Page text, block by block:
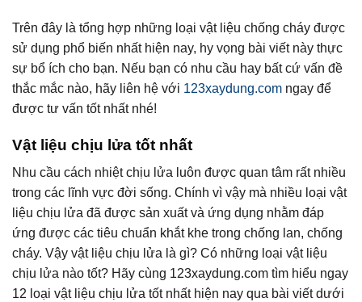
Trên đây là tổng hợp những loại vật liệu chống cháy được
sử dụng phổ biến nhất hiện nay, hy vọng bài viết này thực
sự bổ ích cho bạn. Nếu bạn có nhu cầu hay bất cứ vấn đề
thắc mắc nào, hãy liên hệ với 123xaydung.com ngay để
được tư vấn tốt nhất nhé!
Vật liệu chịu lửa tốt nhất
Nhu cầu cách nhiệt chịu lửa luôn được quan tâm rất nhiều
trong các lĩnh vực đời sống. Chính vì vậy mà nhiều loại vật
liệu chịu lửa đã được sản xuất và ứng dụng nhằm đáp
ứng được các tiêu chuẩn khắt khe trong chống lan, chống
cháy. Vậy vật liệu chịu lửa là gì? Có những loại vật liệu
chịu lửa nào tốt? Hãy cùng 123xaydung.com tìm hiểu ngay
12 loại vật liệu chịu lửa tốt nhất hiện nay qua bài viết dưới